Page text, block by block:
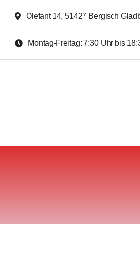
Inhalt
Olefant 14, 51427 Bergisch
Montag-Freitag: 7:30 Uhr bis